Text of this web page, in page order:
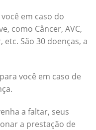
em caso do
como Câncer, AVC,
São 30 doenças, a
você em caso de
a faltar, seus
a prestação de